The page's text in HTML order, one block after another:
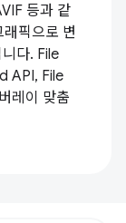
등과 같
픽으로 변
다. File
API, File
레이 맞춤